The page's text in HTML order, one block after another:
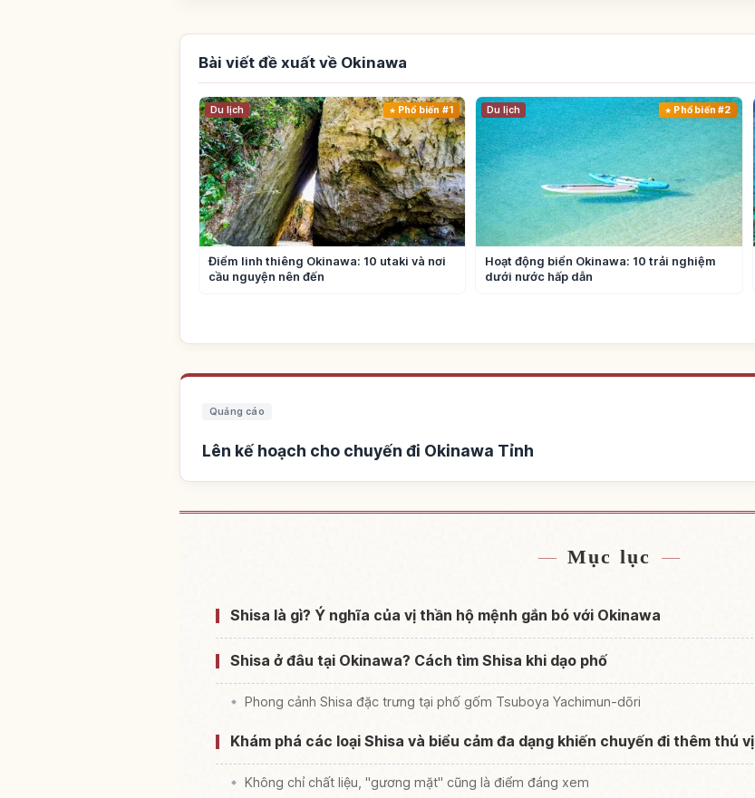
Bài viết đề xuất về Okinawa
Du lịch Phổ biến #1
Điểm linh thiêng Okinawa: 10 utaki và nơi
cầu nguyện nên đến
Du lịch Phổ biến #2
Hoạt động biển Okinawa: 10 trải nghiệm
dưới nước hấp dẫn
Quảng cáo
Lên kế hoạch cho chuyến đi Okinawa Tỉnh
Mục lục
Shisa là gì? Ý nghĩa của vị thần hộ mệnh gắn bó với Okinawa
Shisa ở đâu tại Okinawa? Cách tìm Shisa khi dạo phố
Phong cảnh Shisa đặc trưng tại phố gốm Tsuboya Yachimun-dōri
Khám phá các loại Shisa và biểu cảm đa dạng khiến chuyến đi thêm thú vị
Không chỉ chất liệu, "gương mặt" cũng là điểm đáng xem